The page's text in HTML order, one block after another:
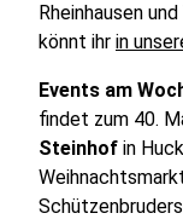
Rheinhausen
könnt ihr in
Events am
findet zum 40.
Steinhof in